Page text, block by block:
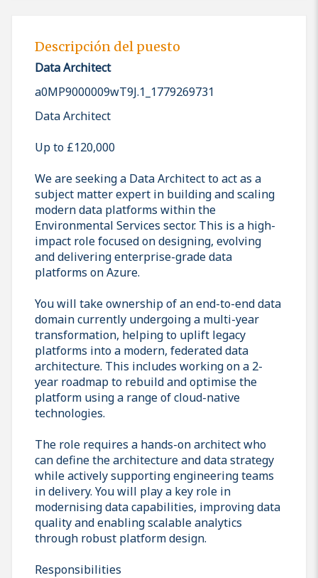
Descripción del puesto
Data Architect
a0MP9000009wT9J.1_1779269731
Data Architect
Up to £120,000
We are seeking a Data Architect to act as a
subject matter expert in building and scaling
modern data platforms within the
Environmental Services sector. This is a high-
impact role focused on designing, evolving
and delivering enterprise-grade data
platforms on Azure.
You will take ownership of an end-to-end data
domain currently undergoing a multi-year
transformation, helping to uplift legacy
platforms into a modern, federated data
architecture. This includes working on a 2-
year roadmap to rebuild and optimise the
platform using a range of cloud-native
technologies.
The role requires a hands-on architect who
can define the architecture and data strategy
while actively supporting engineering teams
in delivery. You will play a key role in
modernising data capabilities, improving data
quality and enabling scalable analytics
through robust platform design.
Responsibilities